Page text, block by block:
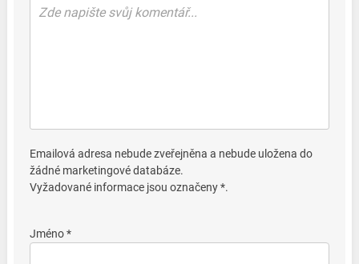
Emailová adresa nebude zveřejněna a nebude uložena do
žádné marketingové databáze.
Vyžadované informace jsou označeny *.
Jméno *